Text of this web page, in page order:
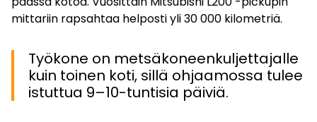
mittariin rapsahtaa helposti yli 30 000 kilometriä.
Työkone on metsäkoneenkuljettajalle
kuin toinen koti, sillä ohjaamossa tulee
istuttua 9–10-tuntisia päiviä.